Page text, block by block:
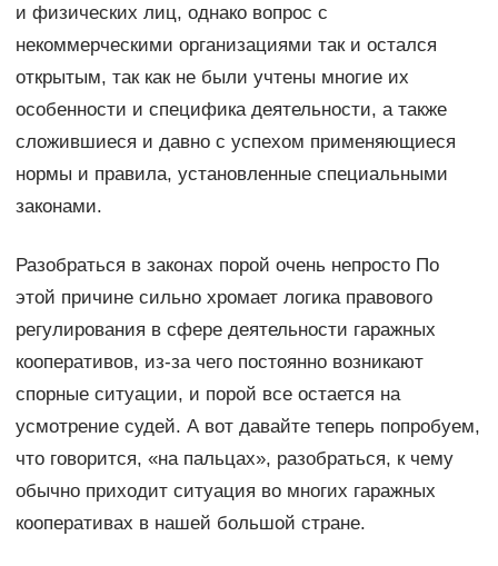
и физических лиц, однако вопрос с
некоммерческими организациями так и остался
открытым, так как не были учтены многие их
особенности и специфика деятельности, а также
сложившиеся и давно с успехом применяющиеся
нормы и правила, установленные специальными
законами.
Разобраться в законах порой очень непросто По
этой причине сильно хромает логика правового
регулирования в сфере деятельности гаражных
кооперативов, из-за чего постоянно возникают
спорные ситуации, и порой все остается на
усмотрение судей. А вот давайте теперь попробуем,
что говорится, «на пальцах», разобраться, к чему
обычно приходит ситуация во многих гаражных
кооперативах в нашей большой стране.